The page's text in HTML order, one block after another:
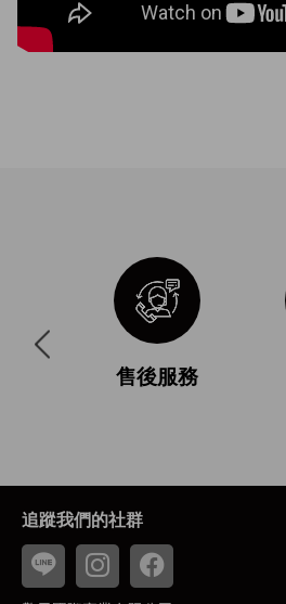
售後服務
追蹤我們的社群